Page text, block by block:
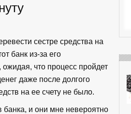
сестре средства на
банк из-за его
что процесс пройдет
даже после долгого
на ее счету не было.
банка, и они мне невероятно